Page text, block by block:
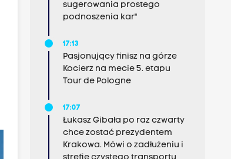
sugerowania prostego
podnoszenia kar"
17:13
Pasjonujący finisz na górze
Kocierz na mecie 5. etapu
Tour de Pologne
17:07
Łukasz Gibała po raz czwarty
chce zostać prezydentem
Krakowa. Mówi o zadłużeniu i